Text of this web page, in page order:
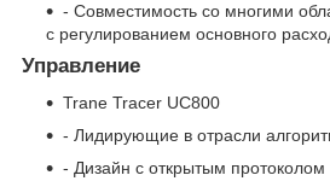
- Совместимость со многими
с регулированием основного
Управление
Trane Tracer UC800
- Лидирующие в отрасли
- Дизайн с открытым протоколом